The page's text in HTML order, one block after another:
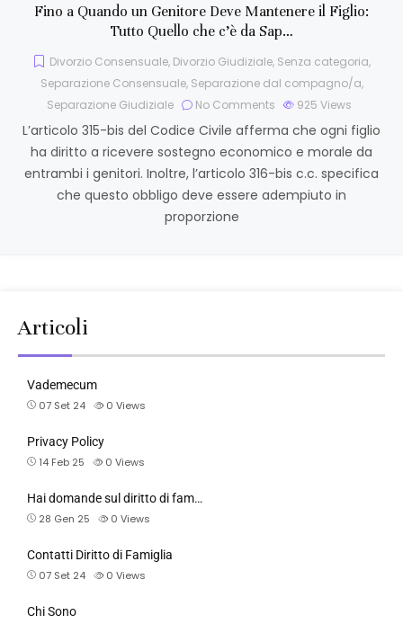
Fino a Quando un Genitore Deve Mantenere il Figlio:
Tutto Quello che c’è da Sap…
Divorzio Consensuale, Divorzio Giudiziale, Senza categoria,
Separazione Consensuale, Separazione dal compagno/a,
Separazione Giudiziale
No Comments 925 Views
L’articolo 315-bis del Codice Civile afferma che ogni figlio
ha diritto a ricevere sostegno economico e morale da
entrambi i genitori. Inoltre, l’articolo 316-bis c.c. specifica
che questo obbligo deve essere adempiuto in
proporzione
Articoli
Vademecum
07 Set 24
0 Views
Privacy Policy
14 Feb 25
0 Views
Hai domande sul diritto di fam…
28 Gen 25
0 Views
Contatti Diritto di Famiglia
07 Set 24
0 Views
Chi Sono